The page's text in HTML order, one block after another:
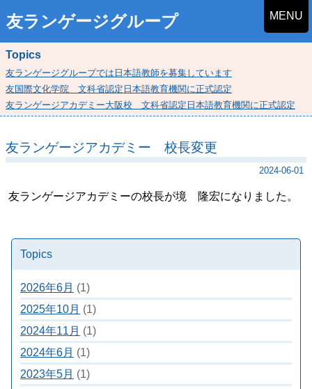
友ランゲージグループ MENU
Topics
友ランゲージグループでは日本語教師を募集しています
友国際文化学院 文科省認定日本語教育機関に正式認定
友ランゲージアカデミー大阪校 文科省認定日本語教育機関に正式認定
友ランゲージアカデミー 校長変更
2024-06-01
友ランゲージアカデミーの校長が境 隆宏になりました。
Topics
2026年6月 (1)
2025年10月 (1)
2024年11月 (1)
2024年6月 (1)
2023年5月 (1)